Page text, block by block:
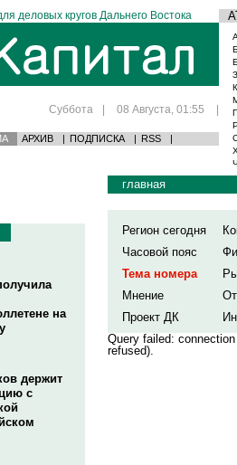
деловых кругов Дальнего Востока
Суббота | 08 Августа, 01:55 |
АРХИВ | ПОДПИСКА | RSS |
на
держит
с
главная
Регион сегодня
Часовой пояс
Тема номера
Мнение
Проект ДК
Query failed:
refused).